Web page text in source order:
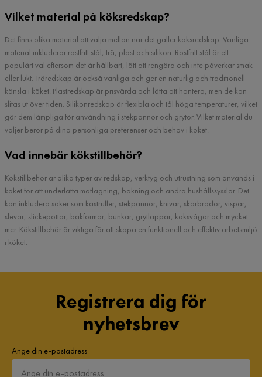
Vilket material på köksredskap?
Det finns olika material att välja mellan när det gäller köksredskap. Vanliga
material inkluderar rostfritt stål, trä, plast och silikon. Rostfritt stål är ett
populärt val eftersom det är hållbart, lätt att rengöra och inte påverkar smak
eller lukt. Träredskap är också vanliga och ger en naturlig och traditionell
känsla i köket. Plastredskap är prisvärda och lätta att hantera, men de kan
slitas ut över tiden. Silikonredskap är flexibla och tål höga temperaturer, vilket
gör dem lämpliga för användning i stekpannor och grytor. Vilket material du
väljer beror på dina personliga preferenser och behov i köket.
Vad innebär kökstillbehör?
Kökstillbehör är olika typer av redskap, verktyg och utrustning som används i
köket för att underlätta matlagning, bakning och andra hushållssysslor. Det
kan inkludera saker som kastruller, stekpannor, knivar, skärbrädor, vispar,
slevar, slickepottar, bakformar, bunkar, grytlappar, köksvågar och mycket
mer. Kökstillbehör är viktiga för att skapa en funktionell och effektiv arbetsmiljö
i köket.
Registrera dig för
nyhetsbrev
Ange din e-postadress